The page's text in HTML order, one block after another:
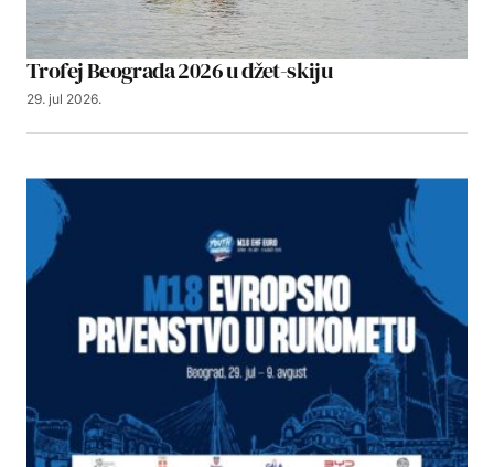
Trofej Beograda 2026 u džet-skiju
29. jul 2026.